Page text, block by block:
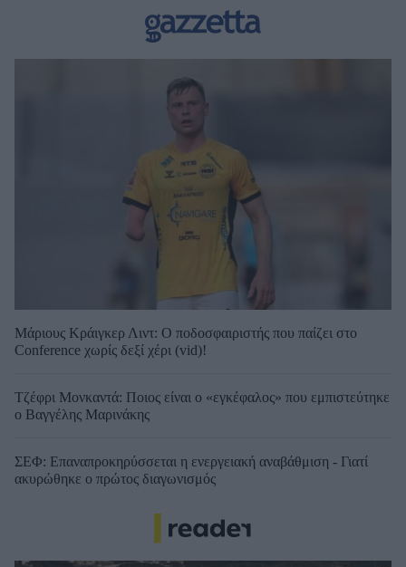
Μάριους Κράιγκερ Λιντ: Ο ποδοσφαιριστής που παίζει στο
Conference χωρίς δεξί χέρι (vid)!
Τζέφρι Μονκαντά: Ποιος είναι ο «εγκέφαλος» που εμπιστεύτηκε
ο Βαγγέλης Μαρινάκης
ΣΕΦ: Επαναπροκηρύσσεται η ενεργειακή αναβάθμιση - Γιατί
ακυρώθηκε ο πρώτος διαγωνισμός